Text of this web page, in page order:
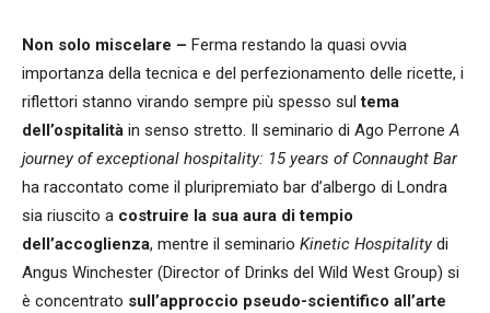
Non solo miscelare – Ferma restando la quasi ovvia
importanza della tecnica e del perfezionamento delle ricette, i
riflettori stanno virando sempre più spesso sultema
dell’ospitalità in senso stretto. Il seminario di Ago PerroneA
journey of exceptional hospitality: 15 years of Connaught Bar
ha raccontato come il pluripremiato bar d’albergo di Londra
sia riuscito a costruire la sua aura di tempio
dell’accoglienza, mentre il seminario Kinetic Hospitalitydi
Angus Winchester (Director of Drinks del Wild West Group) si
è concentrato sull’approccio pseudo-scientifico all’arte